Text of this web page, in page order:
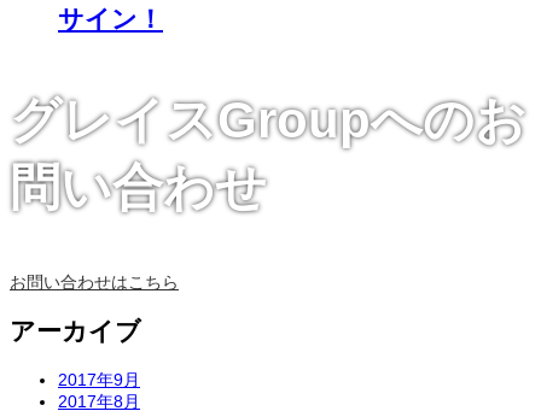
サイン！
グレイスGroupへのお
問い合わせ
お問い合わせはこちら
アーカイブ
2017年9月
2017年8月